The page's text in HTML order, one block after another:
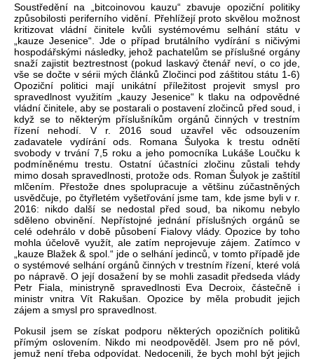
Soustředění na „bitcoinovou kauzu“ zbavuje opoziční politiky
způsobilosti periferního vidění. Přehlížejí proto skvělou možnost
kritizovat vládní činitele kvůli systémovému selhání státu v
„kauze Jesenice“. Jde o případ brutálního vydírání s ničivými
hospodářskými následky, jehož pachatelům se příslušné orgány
snaží zajistit beztrestnost (pokud laskavýčtenář neví, o co jde,
vše se dočte v sérii mýchčlánků Zločinci pod záštitou státu 1-6)
Opoziční politici mají unikátní příležitost projevit smysl pro
spravedlnost využitím „kauzy Jesenice“ k tlaku na odpovědné
vládníčinitele, aby se postarali o postavení zločinců před soud, i
když se to některým příslušníkům orgánů činných v trestním
řízení nehodí. V r. 2016 soud uzavřel věc odsouzením
zadavatele vydíráníods . RomanaŠulyoka k trestu odnětí
svobody v trvání 7,5 roku a jeho pomocníka Lukáše Loučku k
podmíněnému trestu. Ostatní účastníci zločinu zůstali tehdy
mimo dosah spravedlnosti, protože ods . Roman Šulyok je zaštítil
mlčením. Přestože dnes spolupracuje a většinu zúčastněných
usvědčuje, po čtyřletém vyšetřování jsme tam, kde jsme byli v r.
2016: nikdo další se nedostal před soud, ba nikomu nebylo
sděleno obvinění. Nepřístojné jednání příslušných orgánů se
celé odehrálo v době působení Fialovy vlády. Opozice by toho
mohla účelově využít, ale zatím neprojevuje zájem. Zatímco v
„kauze Blažek & spol.“ jde o selhání jedinců, v tomto případě jde
o systémové selhání orgánů činných v trestním řízení, které volá
po nápravě. O její dosažení by se mohli zasadit předseda vlády
Petr Fiala, ministryně spravedlnosti Eva Decroix , částečně i
ministr vnitra Vít Rakušan. Opozice by měla probudit jejich
zájem a smysl pro spravedlnost.
Pokusil jsem se získat podporu některých opozičních politiků
přímým oslovením. Nikdo mi neodpověděl. Jsem pro ně póvl,
jemuž není třeba odpovídat. Nedocenili, že bych mohl být jejich